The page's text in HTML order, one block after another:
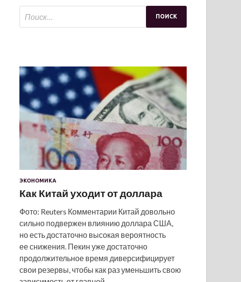
ЭКОНОМИКА
Как Китай уходит от доллара
Фото: Reuters Комментарии Китай довольно
сильно подвержен влиянию доллара США,
но есть достаточно высокая вероятность
ее снижения. Пекин уже достаточно
продолжительное время диверсифицирует
свои резервы, чтобы как раз уменьшить свою